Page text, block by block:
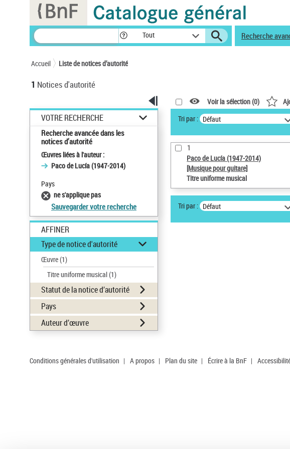
Tout Recherche
Accueil Liste de notices d’autorité
1 Notices d'autorité
VOTRE RECHERCHE
Recherche avancée dans les
notices d’autorité
Œuvres liées à l'auteur :
Paco de Lucía (1947-2014)
Pays
ne s'applique pas
Sauvegarder votre recherche
AFFINER
Type de notice d'autorité
Œuvre(1)
Titre uniforme musical(1)
Statut de la notice d’autorité
Pays
Auteur d’œuvre
Voir la sélection (0)
Tri par : Défaut
1
Paco de Lucía (1947-2014)
[Musique pour guitare]
Titre uniforme musical
Tri par : Défaut
Conditions générales d'utilisation | A propos | Plan du site | Écrire à la BnF |
Panneau de gestion des cookies